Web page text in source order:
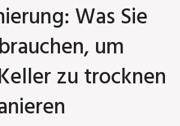
Was Sie
um
zu trocknen